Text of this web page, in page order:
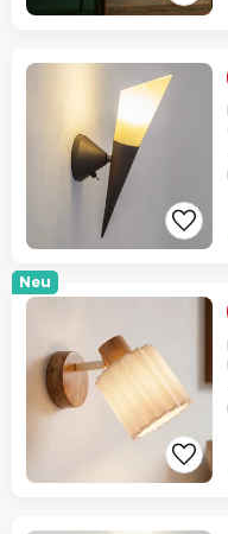
Neu